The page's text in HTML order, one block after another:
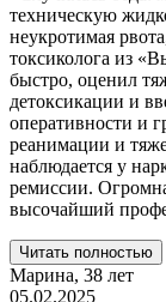
техническую
неукротимая
токсиколога из
быстро, оценил
детоксикации и
оперативности и
реанимации и
наблюдается у
ремиссии.
высочайший
Читать полностью
Марина, 38 лет
05.02.2025